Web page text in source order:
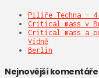
Pilíře Techna –
Critical mass v
Critical mass a
Vídně
Berlin
Nejnovější komentáře